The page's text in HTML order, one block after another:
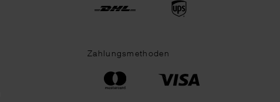
Zahlungsmethoden